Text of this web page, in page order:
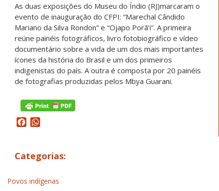
As duas exposições do Museu do Índio (RJ)marcaram o
evento de inauguração do CFPI: “Marechal Cândido
Mariano da Silva Rondon” e “Ojapo Porã’i”. A primeira
reúne painéis fotográficos, livro fotobiográfico e vídeo
documentário sobre a vida de um dos mais importantes
ícones da história do Brasil e um dos primeiros
indigenistas do país. A outra é composta por 20 painéis
de fotografias produzidas pelos Mbya Guarani.
Facebook
Categorias:
Povos indígenas